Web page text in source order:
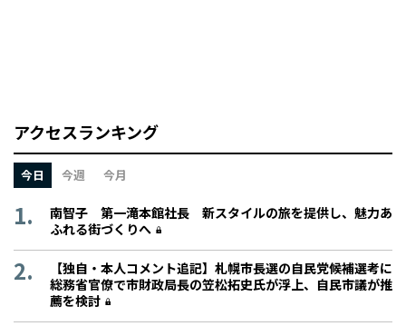
アクセスランキング
今日 今週 今月
南智子 第一滝本館社長 新スタイルの旅を提供し、魅力あ
ふれる街づくりへ
【独自・本人コメント追記】札幌市長選の自民党候補選考に
総務省官僚で市財政局長の笠松拓史氏が浮上、自民市議が推
薦を検討